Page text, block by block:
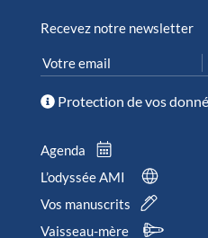
Recevez notre newsletter
Protection de vos
Agenda
L’odyssée AMI
Vos manuscrits
Vaisseau-mère